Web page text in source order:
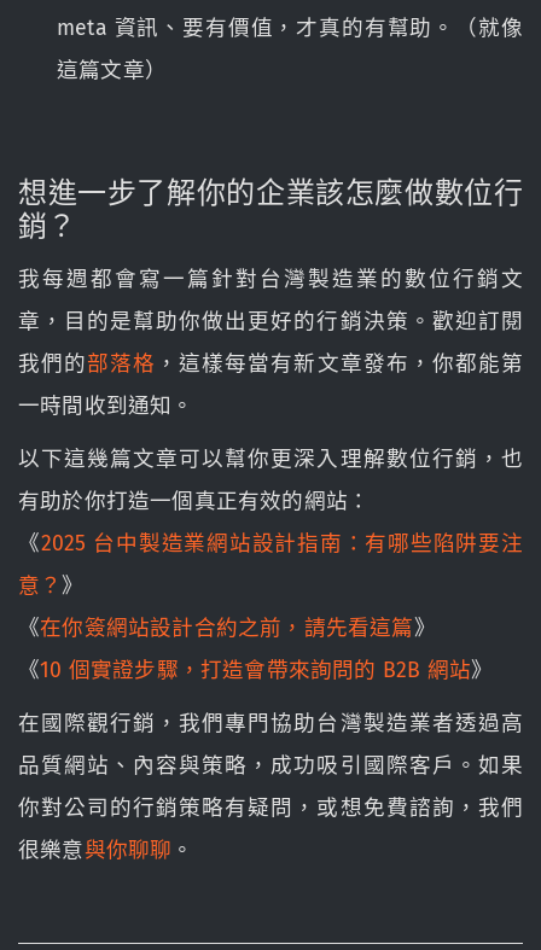
meta 資訊、要有價值，才真的有幫助。（就像
這篇文章）
想進一步了解你的企業該怎麼做數位行
銷？
我每週都會寫一篇針對台灣製造業的數位行銷文
章，目的是幫助你做出更好的行銷決策。歡迎訂閱
我們的部落格 ，這樣每當有新文章發布，你都能第
一時間收到通知。
以下這幾篇文章可以幫你更深入理解數位行銷，也
有助於你打造一個真正有效的網站：
《2025 台中製造業網站設計指南：有哪些陷阱要注
意？ 》
《在你簽網站設計合約之前，請先看這篇》
《10 個實證步驟，打造會帶來詢問的 B2B 網站》
在國際觀行銷，我們專門協助台灣製造業者透過高
品質網站、內容與策略，成功吸引國際客戶。如果
你對公司的行銷策略有疑問，或想免費諮詢，我們
很樂意與你聊聊 。